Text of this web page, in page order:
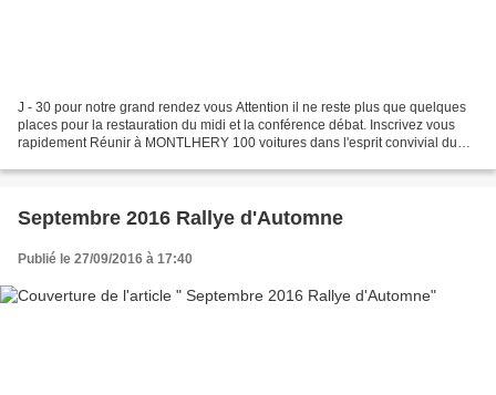
J - 30 pour notre grand rendez vous Attention il ne reste plus que quelques
places pour la restauration du midi et la conférence débat. Inscrivez vous
rapidement Réunir à MONTLHERY 100 voitures dans l'esprit convivial du
Septembre 2016 Rallye d'Automne
Publié le 27/09/2016 à 17:40